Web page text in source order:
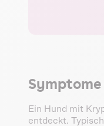
Ein Hund mit
entdeckt.